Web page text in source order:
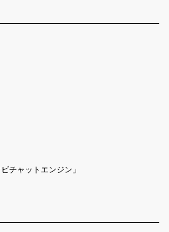
チャットエンジン」